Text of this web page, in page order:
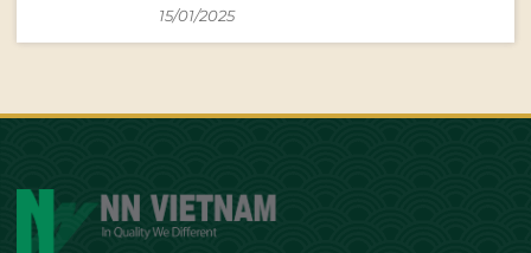
15/01/2025